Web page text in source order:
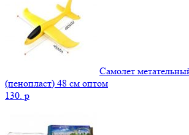
Самолет
(пенопласт) 48 см оптом
130. p